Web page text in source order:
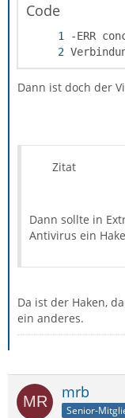
Code
Dann ist doch der
Zitat
Dann sollte in
Antivirus ein
Da ist der Haken,
ein anderes.
mrb
Senior-